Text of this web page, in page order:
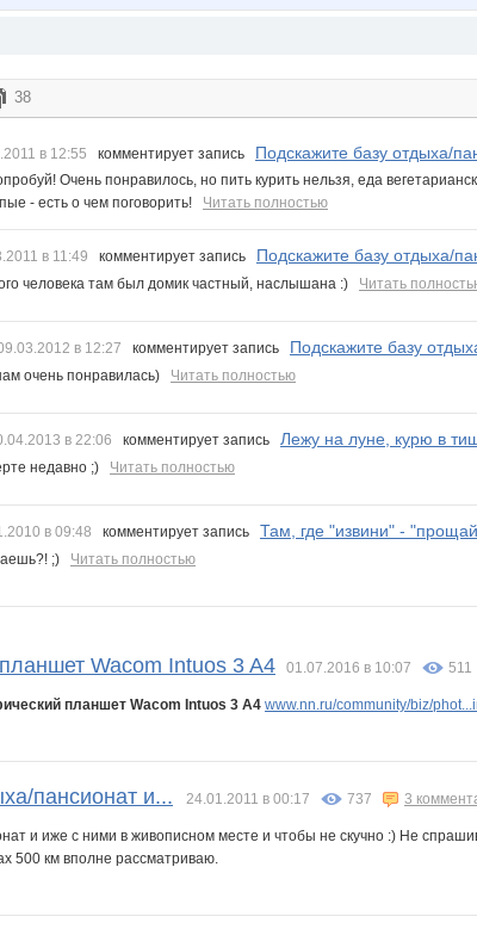
38
в 12:55 комментирует запись Подскажите базу отдыха/
Очень понравилось, но пить курить нельзя, еда
- есть о чем поговорить! Читать полностью
в 11:49 комментирует запись Подскажите базу отдыха/
человека там был домик частный, наслышана :) Читать
в 12:27 комментирует запись Подскажите базу
очень понравилась) Читать полностью
в 22:06 комментирует запись Лежу на луне, курю в
недавно ;) Читать полностью
в 09:48 комментирует запись Там, где "извини" -
;) Читать полностью
Wacom Intuos 3 A4 01.07.2016 в 10:07 511
планшет Wacom Intuos 3 A4 www.nn.ru/community/biz/
пансионат и... 24.01.2011 в 00:17 737 3
и иже с ними в живописном месте и чтобы не скучно :) Не
500 км вполне рассматриваю.